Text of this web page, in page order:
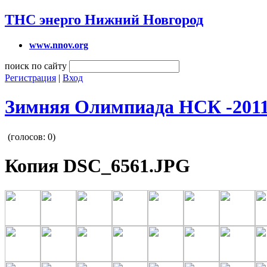
ТНС энерго Нижний Новгород
www.nnov.org
поиск по сайту
Регистрация | Вход
Зимняя Олимпиада НСК -
(голосов: 0)
Копия DSC_6561.JPG